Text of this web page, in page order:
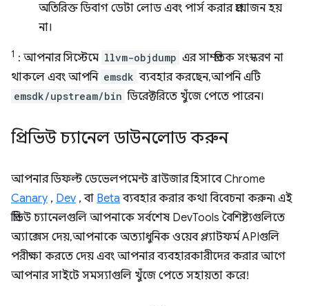
অতিরিক্ত ডিবাগ ডেটা লোড এবং পার্স করার প্রয়োজন হয়
না।
1 : আপনার সিস্টেমে llvm-objdump এর সাম্প্রতিক সংস্করণ না
থাকলে এবং আপনি emsdk ব্যবহার করছেন, আপনি এটি
emsdk/upstream/bin ডিরেক্টরিতে খুঁজে পেতে পারেন।
প্রিভিউ চ্যানেল ডাউনলোড করুন
আপনার ডিফল্ট ডেভেলপমেন্ট ব্রাউজার হিসাবে Chrome
Canary , Dev , বা Beta ব্যবহার করার কথা বিবেচনা করুন৷ এই
প্রিভিউ চ্যানেলগুলি আপনাকে সর্বশেষ DevTools বৈশিষ্ট্যগুলিতে
অ্যাক্সেস দেয়, আপনাকে অত্যাধুনিক ওয়েব প্ল্যাটফর্ম APIগুলি
পরীক্ষা করতে দেয় এবং আপনার ব্যবহারকারীদের করার আগে
আপনার সাইটে সমস্যাগুলি খুঁজে পেতে সহায়তা করে!